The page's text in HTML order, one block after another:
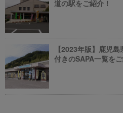
道の駅をご紹介！
【2023年版】鹿児
付きのSAPA一覧をご